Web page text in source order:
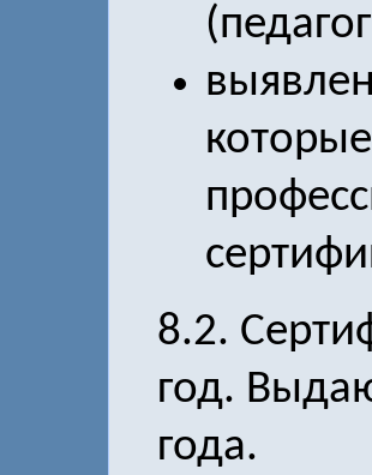
8.2.
год.
года.